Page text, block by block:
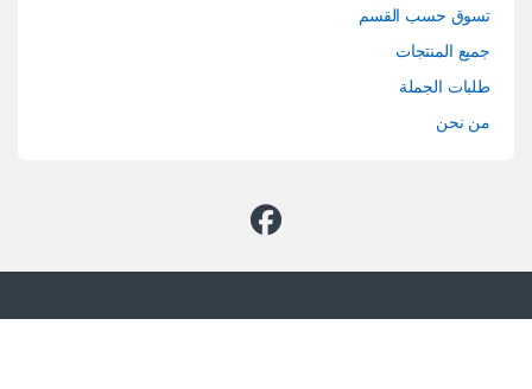
تسوق حسب القسم
جميع المنتجات
طلبات الجملة
من نحن